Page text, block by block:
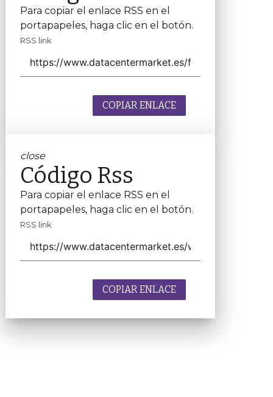
Para copiar el enlace RSS en el
portapapeles, haga clic en el botón.
RSS link
COPIAR ENLACE
close
Código Rss
Para copiar el enlace RSS en el
portapapeles, haga clic en el botón.
RSS link
COPIAR ENLACE